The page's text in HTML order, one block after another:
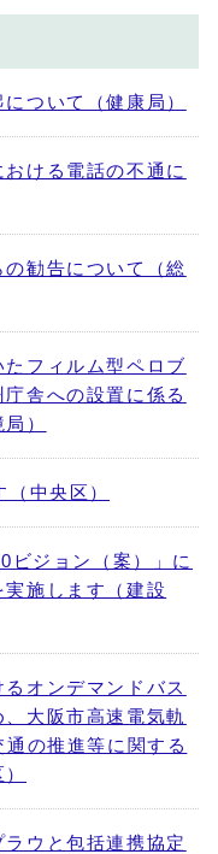
ついて（健康局）
ける電話の不通に
勧告について（総
フィルム型ペロブ
舎への設置に係る
）
中央区）
ビジョン（案）」に
施します（建設
オンデマンドバス
大阪市高速電気軌
の推進等に関する
ウと包括連携協定